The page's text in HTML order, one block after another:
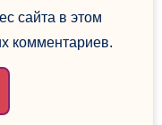
сайта в этом
комментариев.